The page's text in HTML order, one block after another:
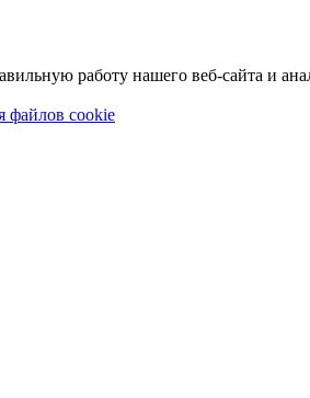
работу нашего веб-сайта и
файлов cookie